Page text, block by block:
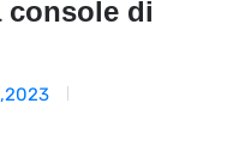
console di